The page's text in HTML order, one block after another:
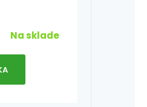
Na sklade